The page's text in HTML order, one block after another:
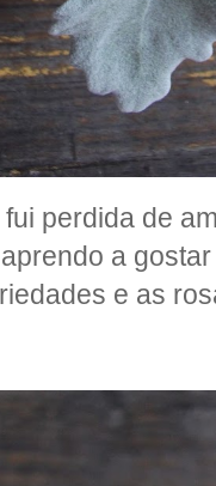
perdida de
a
e as